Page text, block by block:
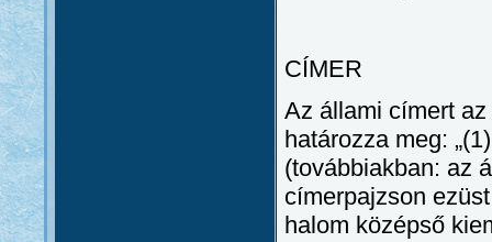
CÍMER
Az állami címert
határozza meg:
(továbbiakban: az
címerpajzson
halom középső